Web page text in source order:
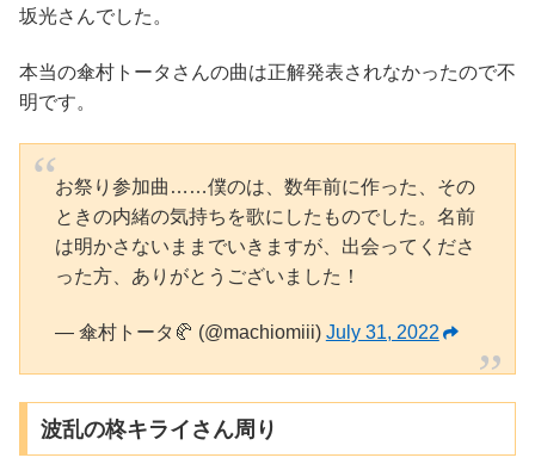
坂光さんでした。
本当の傘村トータさんの曲は正解発表されなかったので不
明です。
お祭り参加曲……僕のは、数年前に作った、その
ときの内緒の気持ちを歌にしたものでした。名前
は明かさないままでいきますが、出会ってくださ
った方、ありがとうございました！
— 傘村トータ🥐 (@machiomiii) July 31, 2022
波乱の柊キライさん周り